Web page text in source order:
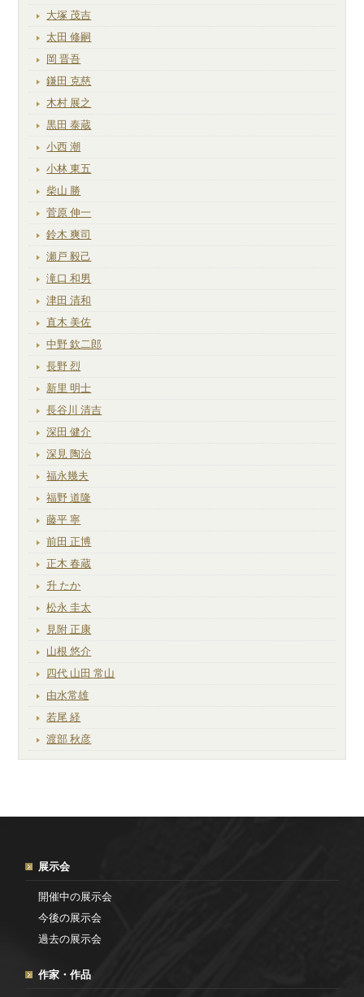
大塚 茂吉
太田 修嗣
岡 晋吾
鎌田 克慈
木村 展之
黒田 泰蔵
小西 潮
小林 東五
柴山 勝
菅原 伸一
鈴木 爽司
瀬戸 毅己
滝口 和男
津田 清和
直木 美佐
中野 欽二郎
長野 烈
新里 明士
長谷川 清吉
深田 健介
深見 陶治
福永幾夫
福野 道隆
藤平 寧
前田 正博
正木 春蔵
升 たか
松永 圭太
見附 正康
山根 悠介
四代 山田 常山
由水常雄
若尾 経
渡部 秋彦
展示会
開催中の展示会
今後の展示会
過去の展示会
作家・作品